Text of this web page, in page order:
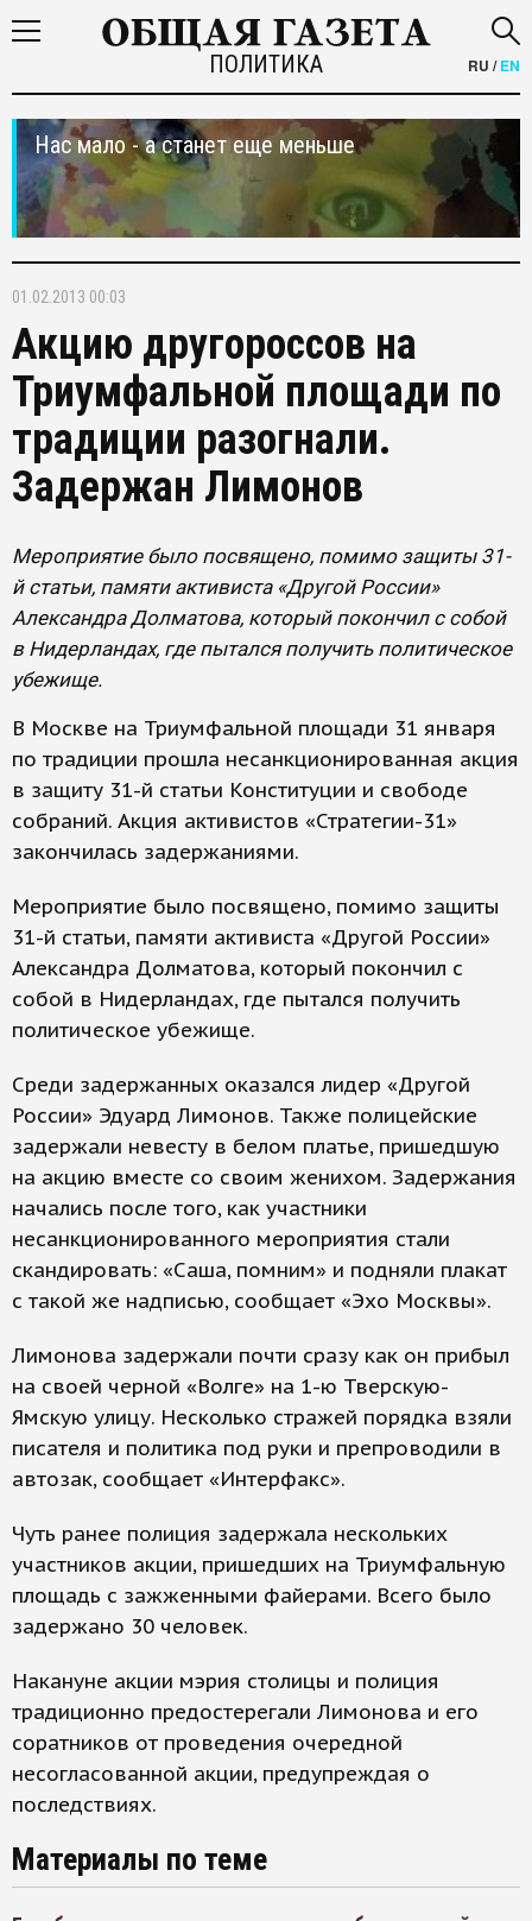
ПОЛИТИКА RU /EN
Нас мало - а станет еще меньше
01.02.2013 00:03
Акцию другороссов на
Триумфальной площади по
традиции разогнали.
Задержан Лимонов
Мероприятие было посвящено, помимо защиты 31-
й статьи, памяти активиста «Другой России»
Александра Долматова, который покончил с собой
в Нидерландах, где пытался получить политическое
убежище.
В Москве на Триумфальной площади 31 января
по традиции прошла несанкционированная акция
в защиту 31-й статьи Конституции и свободе
собраний. Акция активистов «Стратегии-31»
закончилась задержаниями.
Мероприятие было посвящено, помимо защиты
31-й статьи, памяти активиста «Другой России»
Александра Долматова, который покончил с
собой в Нидерландах, где пытался получить
политическое убежище.
Среди задержанных оказался лидер «Другой
России» Эдуард Лимонов. Также полицейские
задержали невесту в белом платье, пришедшую
на акцию вместе со своим женихом. Задержания
начались после того, как участники
несанкционированного мероприятия стали
скандировать: «Саша, помним» и подняли плакат
с такой же надписью, сообщает «Эхо Москвы».
Лимонова задержали почти сразу как он прибыл
на своей черной «Волге» на 1-ю Тверскую-
Ямскую улицу. Несколько стражей порядка взяли
писателя и политика под руки и препроводили в
автозак, сообщает «Интерфакс».
Чуть ранее полиция задержала нескольких
участников акции, пришедших на Триумфальную
площадь с зажженными файерами. Всего было
задержано 30 человек.
Накануне акции мэрия столицы и полиция
традиционно предостерегали Лимонова и его
соратников от проведения очередной
несогласованной акции, предупреждая о
последствиях.
Материалы по теме